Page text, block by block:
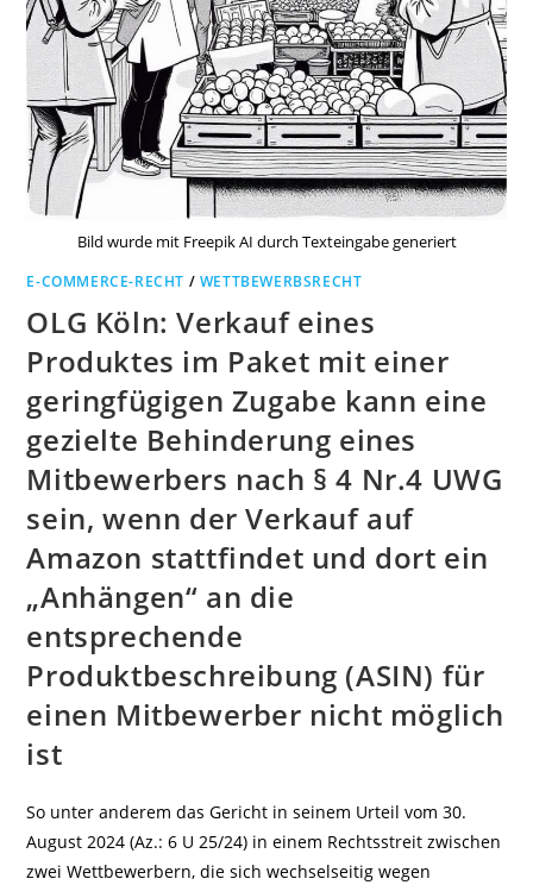
Bild wurde mit Freepik AI durch Texteingabe generiert
E-COMMERCE-RECHT / WETTBEWERBSRECHT
OLG Köln: Verkauf eines
Produktes im Paket mit einer
geringfügigen Zugabe kann eine
gezielte Behinderung eines
Mitbewerbers nach § 4 Nr.4 UWG
sein, wenn der Verkauf auf
Amazon stattfindet und dort ein
„Anhängen“ an die
entsprechende
Produktbeschreibung (ASIN) für
einen Mitbewerber nicht möglich
ist
So unter anderem das Gericht in seinem Urteil vom 30.
August 2024 (Az.: 6 U 25/24) in einem Rechtsstreit zwischen
zwei Wettbewerbern, die sich wechselseitig wegen